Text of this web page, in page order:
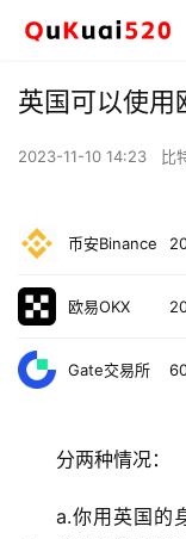
英国可以使用
2023-11-10 14:23 比
币安Binance
欧易OKX
Gate交易所
分两种情况：
a.你用英国的